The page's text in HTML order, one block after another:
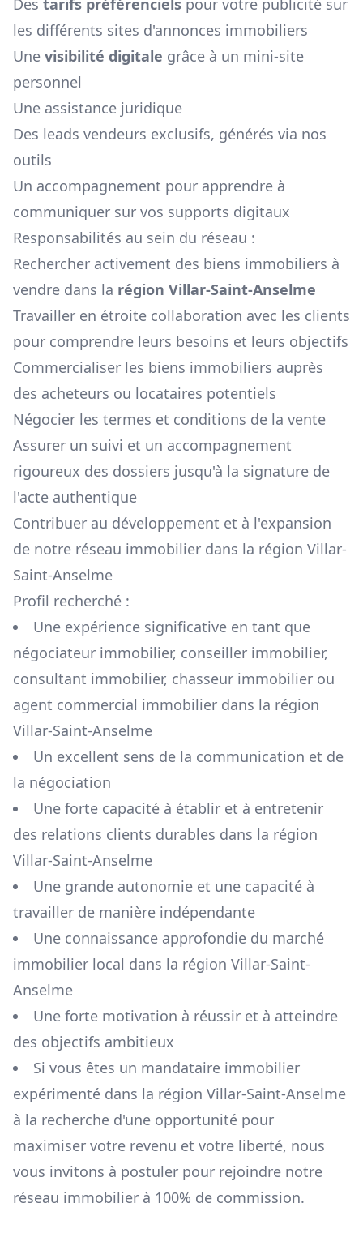
Des tarifs préférenciels pour votre publicité sur
les différents sites d'annonces immobiliers
Une visibilité digitale grâce à un mini-site
personnel
Une assistance juridique
Des leads vendeurs exclusifs, générés via nos
outils
Un accompagnement pour apprendre à
communiquer sur vos supports digitaux
Responsabilités au sein du réseau :
Rechercher activement des biens immobiliers à
vendre dans la région Villar-Saint-Anselme
Travailler en étroite collaboration avec les clients
pour comprendre leurs besoins et leurs objectifs
Commercialiser les biens immobiliers auprès
des acheteurs ou locataires potentiels
Négocier les termes et conditions de la vente
Assurer un suivi et un accompagnement
rigoureux des dossiers jusqu'à la signature de
l'acte authentique
Contribuer au développement et à l'expansion
de notre réseau immobilier dans la région Villar-
Saint-Anselme
Profil recherché :
Une expérience significative en tant que
négociateur immobilier, conseiller immobilier,
consultant immobilier, chasseur immobilier ou
agent commercial immobilier dans la région
Villar-Saint-Anselme
Un excellent sens de la communication et de
la négociation
Une forte capacité à établir et à entretenir
des relations clients durables dans la région
Villar-Saint-Anselme
Une grande autonomie et une capacité à
travailler de manière indépendante
Une connaissance approfondie du marché
immobilier local dans la région Villar-Saint-
Anselme
Une forte motivation à réussir et à atteindre
des objectifs ambitieux
Si vous êtes un mandataire immobilier
expérimenté dans la région Villar-Saint-Anselme
à la recherche d'une opportunité pour
maximiser votre revenu et votre liberté, nous
vous invitons à postuler pour rejoindre notre
réseau immobilier à 100% de commission.